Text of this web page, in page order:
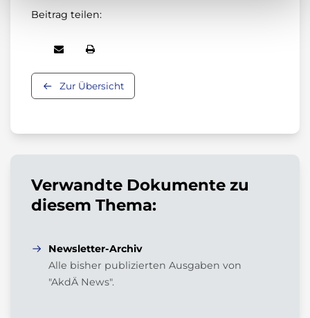
Beitrag teilen:
Zur Übersicht
Verwandte Dokumente zu
diesem Thema:
Newsletter-Archiv
Alle bisher publizierten Ausgaben von
"AkdÄ News".